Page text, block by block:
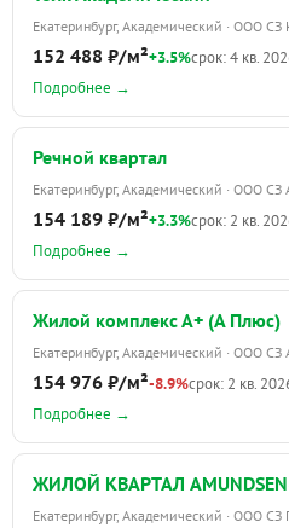
Екатеринбург, Академический · ООО
152 488 ₽/м²+3.5%срок: 4 кв.
Подробнее →
Речной квартал
Екатеринбург, Академический · ООО
154 189 ₽/м²+3.3%срок: 2 кв.
Подробнее →
Жилой комплекс А+ (А Плюс)
Екатеринбург, Академический · ООО СЗ
154 976 ₽/м²-8.9%срок: 2 кв.
Подробнее →
ЖИЛОЙ КВАРТАЛ
Екатеринбург, Академический · ООО